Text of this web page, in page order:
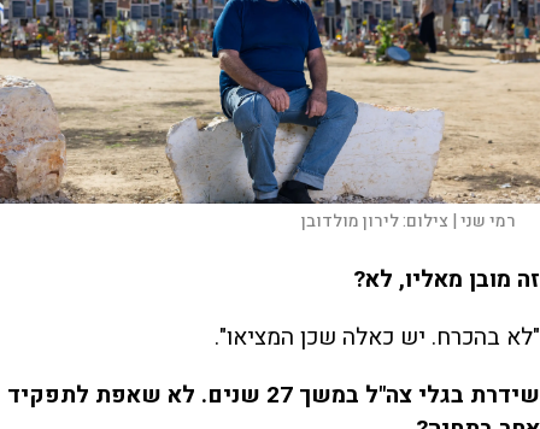
רמי שני | צילום:לירון מולדובן
זה מובן מאליו, לא?
"לא בהכרח. יש כאלה שכן המציאו".
שידרת בגלי צה"ל במשך 27 שנים. לא שאפת לתפקיד